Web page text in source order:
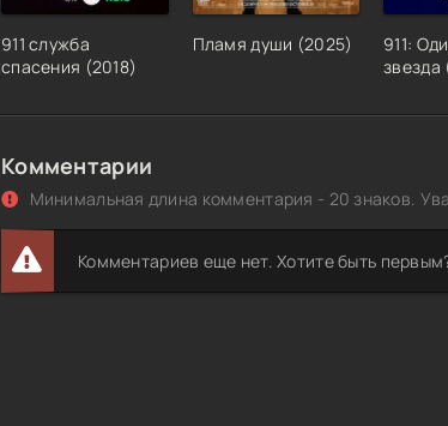
911 служба
спасения (2018)
Пламя души (2025)
911:
звезда
Комментарии
Минимальная длина комментария - 20 знаков.
Комментариев еще нет. Хотите быть